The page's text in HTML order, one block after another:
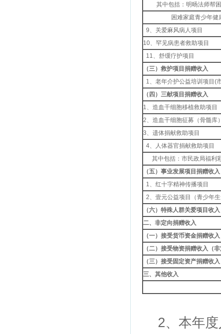
其中包括：明旸法师帮困
困难家庭青少年健康
9、关爱麻风病人项目
10、罕见病患者救助项目
11、舒缓疗护项目
（三）救护项目捐赠收入
1、老年介护公益培训项目(
（四）三献项目捐赠收入
1、造血干细胞移植救助项目
2、造血干细胞征募（骨髓库
3、遗体捐献救助项目
4、人体器官捐献救助项目
其中包括：市民政局福利
（五）事业发展项目捐赠收入
1、红十字精神传播项目
2、壹元公益项目（青少年
（六）特殊人群关爱项目收入
二、非定向捐赠收入
（一）接受货币资金捐赠收
（二）接受物资捐赠收入（
（三）接受固定资产捐赠收
三、其他收入
2、本年度